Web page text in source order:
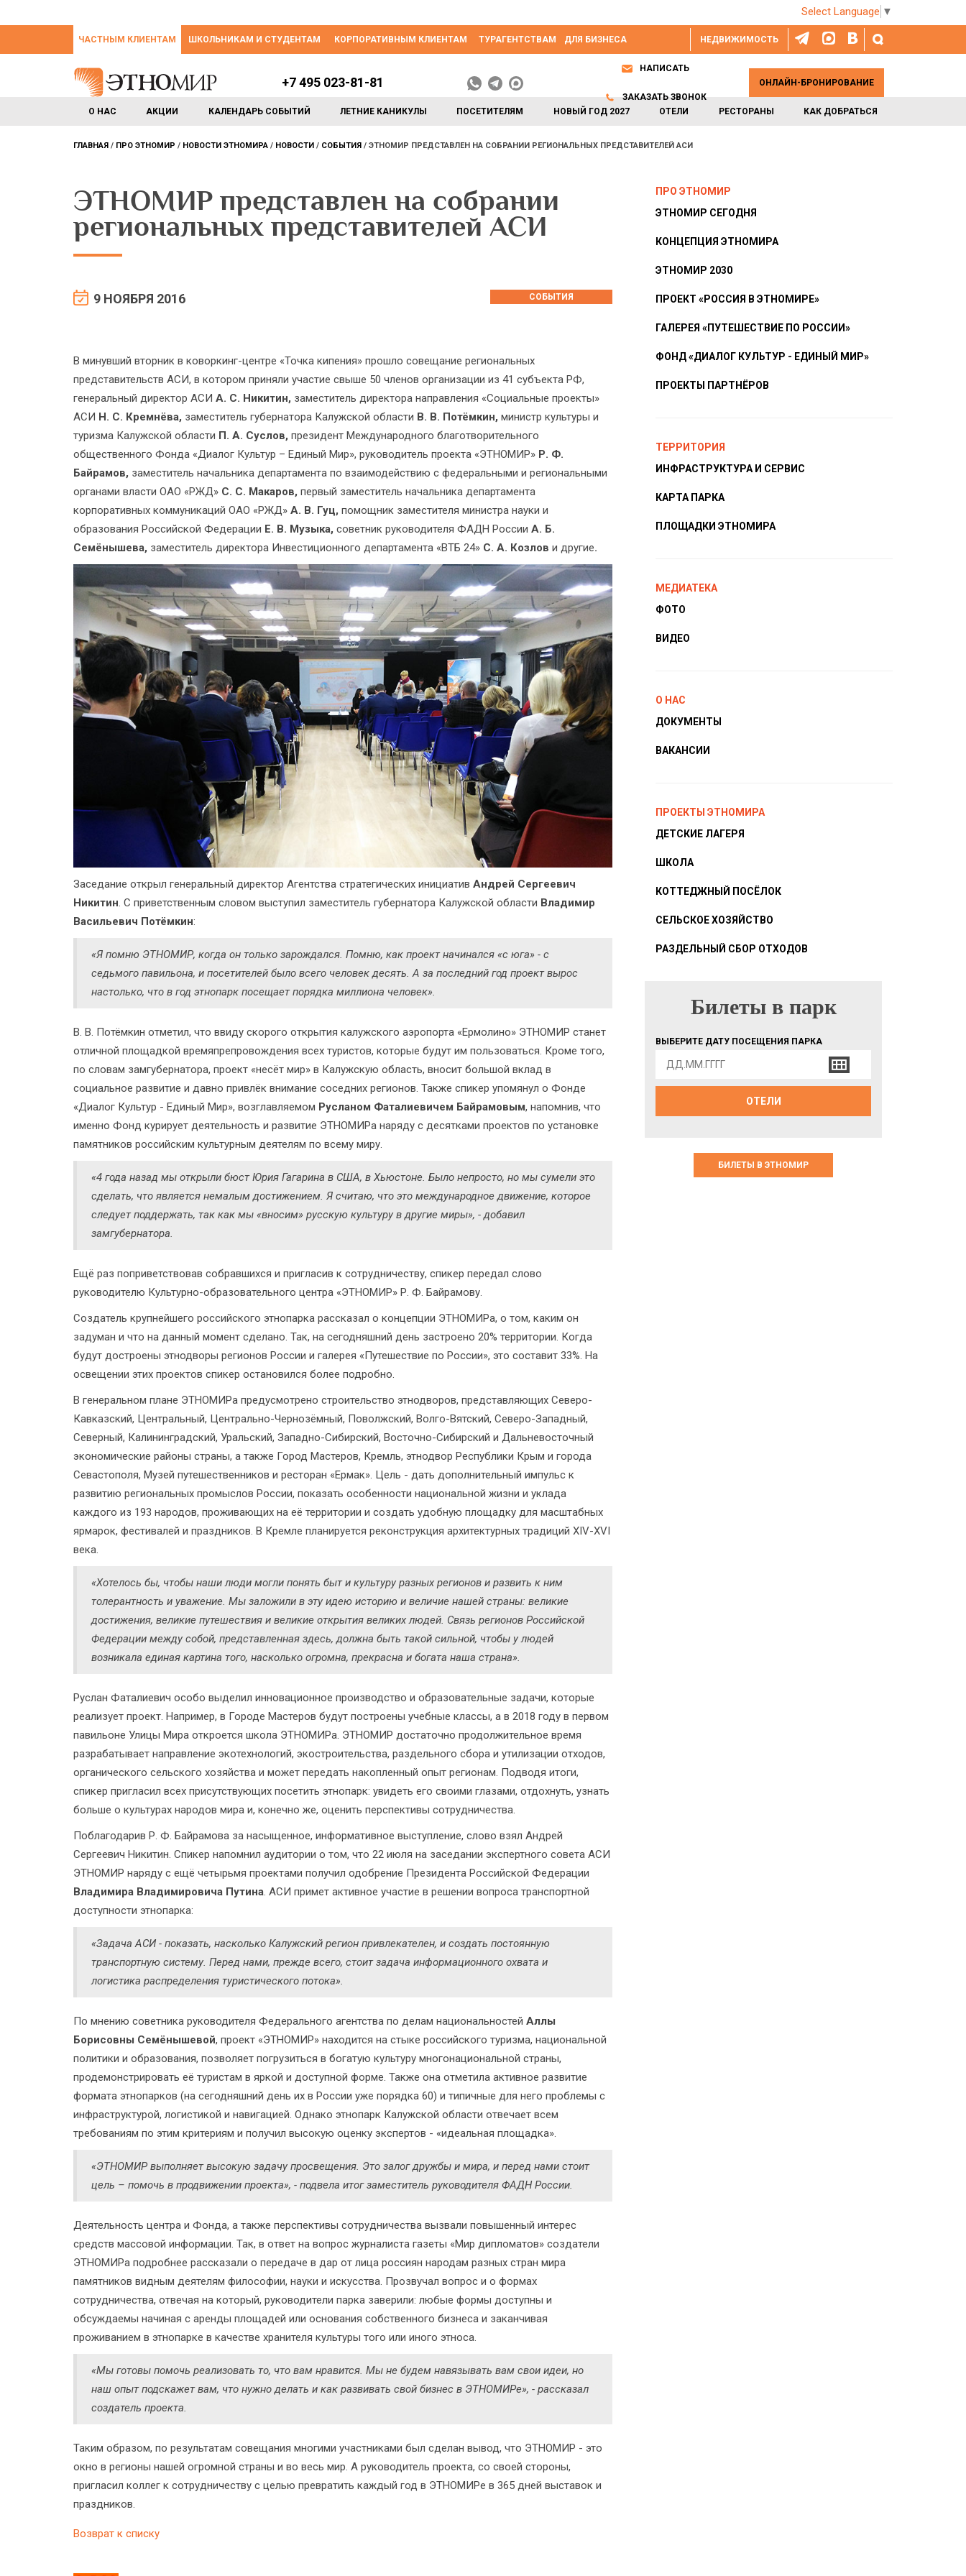
Select Language ▼
НЕДВИЖИМОСТЬ
ЧАСТНЫМ КЛИЕНТАМ ШКОЛЬНИКАМ И СТУДЕНТАМ КОРПОРАТИВНЫМ КЛИЕНТАМ ТУРАГЕНТСТВАМ ДЛЯ БИЗНЕСА
О НАС АКЦИИ КАЛЕНДАРЬ СОБЫТИЙ ЛЕТНИЕ КАНИКУЛЫ ПОСЕТИТЕЛЯМ НОВЫЙ ГОД 2027 ОТЕЛИ РЕСТОРАНЫ КАК ДОБРАТЬСЯ
+7 495 023-81-81
НАПИСАТЬ
ЗАКАЗАТЬ ЗВОНОК
ОНЛАЙН-БРОНИРОВАНИЕ
ГЛАВНАЯ ПРО ЭТНОМИР НОВОСТИ ЭТНОМИРА НОВОСТИ СОБЫТИЯ ЭТНОМИР ПРЕДСТАВЛЕН НА СОБРАНИИ РЕГИОНАЛЬНЫХ ПРЕДСТАВИТЕЛЕЙ АСИ
ЭТНОМИР представлен на собрании
региональных представителей АСИ
9 НОЯБРЯ 2016 СОБЫТИЯ
В минувший вторник в коворкинг-центре «Точка кипения» прошло совещание региональных
представительств АСИ, в котором приняли участие свыше 50 членов организации из 41 субъекта РФ,
генеральный директор АСИ А. С. Никитин, заместитель директора направления «Социальные проекты»
АСИ Н. С. Кремнёва, заместитель губернатора Калужской области В. В. Потёмкин, министр культуры и
туризма Калужской области П. А. Суслов, президент Международного благотворительного
общественного Фонда «Диалог Культур – Единый Мир», руководитель проекта «ЭТНОМИР» Р. Ф.
Байрамов, заместитель начальника департамента по взаимодействию с федеральными и региональными
органами власти ОАО «РЖД» С. С. Макаров, первый заместитель начальника департамента
корпоративных коммуникаций ОАО «РЖД» А. В. Гуц, помощник заместителя министра науки и
образования Российской Федерации Е. В. Музыка, советник руководителя ФАДН России А. Б.
Семёнышева, заместитель директора Инвестиционного департамента «ВТБ 24» С. А. Козлов и другие.
Заседание открыл генеральный директор Агентства стратегических инициатив Андрей Сергеевич
Никитин. С приветственным словом выступил заместитель губернатора Калужской области Владимир
Васильевич Потёмкин:
«Я помню ЭТНОМИР, когда он только зарождался. Помню, как проект начинался «с юга» - с
седьмого павильона, и посетителей было всего человек десять. А за последний год проект вырос
настолько, что в год этнопарк посещает порядка миллиона человек».
В. В. Потёмкин отметил, что ввиду скорого открытия калужского аэропорта «Ермолино» ЭТНОМИР станет
отличной площадкой времяпрепровождения всех туристов, которые будут им пользоваться. Кроме того,
по словам замгубернатора, проект «несёт мир» в Калужскую область, вносит большой вклад в
социальное развитие и давно привлёк внимание соседних регионов. Также спикер упомянул о Фонде
«Диалог Культур - Единый Мир», возглавляемом Русланом Фаталиевичем Байрамовым, напомнив, что
именно Фонд курирует деятельность и развитие ЭТНОМИРа наряду с десятками проектов по установке
памятников российским культурным деятелям по всему миру.
«4 года назад мы открыли бюст Юрия Гагарина в США, в Хьюстоне. Было непросто, но мы сумели это
сделать, что является немалым достижением. Я считаю, что это международное движение, которое
следует поддержать, так как мы «вносим» русскую культуру в другие миры», - добавил
замгубернатора.
Ещё раз поприветствовав собравшихся и пригласив к сотрудничеству, спикер передал слово
руководителю Культурно-образовательного центра «ЭТНОМИР» Р. Ф. Байрамову.
Создатель крупнейшего российского этнопарка рассказал о концепции ЭТНОМИРа, о том, каким он
задуман и что на данный момент сделано. Так, на сегодняшний день застроено 20% территории. Когда
будут достроены этнодворы регионов России и галерея «Путешествие по России», это составит 33%. На
освещении этих проектов спикер остановился более подробно.
В генеральном плане ЭТНОМИРа предусмотрено строительство этнодворов, представляющих Северо-
Кавказский, Центральный, Центрально-Чернозёмный, Поволжский, Волго-Вятский, Северо-Западный,
Северный, Калининградский, Уральский, Западно-Сибирский, Восточно-Сибирский и Дальневосточный
экономические районы страны, а также Город Мастеров, Кремль, этнодвор Республики Крым и города
Севастополя, Музей путешественников и ресторан «Ермак». Цель - дать дополнительный импульс к
развитию региональных промыслов России, показать особенности национальной жизни и уклада
каждого из 193 народов, проживающих на её территории и создать удобную площадку для масштабных
ярмарок, фестивалей и праздников. В Кремле планируется реконструкция архитектурных традиций XIV-XVI
века.
«Хотелось бы, чтобы наши люди могли понять быт и культуру разных регионов и развить к ним
толерантность и уважение. Мы заложили в эту идею историю и величие нашей страны: великие
достижения, великие путешествия и великие открытия великих людей. Связь регионов Российской
Федерации между собой, представленная здесь, должна быть такой сильной, чтобы у людей
возникала единая картина того, насколько огромна, прекрасна и богата наша страна».
Руслан Фаталиевич особо выделил инновационное производство и образовательные задачи, которые
реализует проект. Например, в Городе Мастеров будут построены учебные классы, а в 2018 году в первом
павильоне Улицы Мира откроется школа ЭТНОМИРа. ЭТНОМИР достаточно продолжительное время
разрабатывает направление экотехнологий, экостроительства, раздельного сбора и утилизации отходов,
органического сельского хозяйства и может передать накопленный опыт регионам. Подводя итоги,
спикер пригласил всех присутствующих посетить этнопарк: увидеть его своими глазами, отдохнуть, узнать
больше о культурах народов мира и, конечно же, оценить перспективы сотрудничества.
Поблагодарив Р. Ф. Байрамова за насыщенное, информативное выступление, слово взял Андрей
Сергеевич Никитин. Спикер напомнил аудитории о том, что 22 июля на заседании экспертного совета АСИ
ЭТНОМИР наряду с ещё четырьмя проектами получил одобрение Президента Российской Федерации
Владимира Владимировича Путина. АСИ примет активное участие в решении вопроса транспортной
доступности этнопарка:
«Задача АСИ - показать, насколько Калужский регион привлекателен, и создать постоянную
транспортную систему. Перед нами, прежде всего, стоит задача информационного охвата и
логистика распределения туристического потока».
По мнению советника руководителя Федерального агентства по делам национальностей Аллы
Борисовны Семёнышевой, проект «ЭТНОМИР» находится на стыке российского туризма, национальной
политики и образования, позволяет погрузиться в богатую культуру многонациональной страны,
продемонстрировать её туристам в яркой и доступной форме. Также она отметила активное развитие
формата этнопарков (на сегодняшний день их в России уже порядка 60) и типичные для него проблемы с
инфраструктурой, логистикой и навигацией. Однако этнопарк Калужской области отвечает всем
требованиям по этим критериям и получил высокую оценку экспертов - «идеальная площадка».
«ЭТНОМИР выполняет высокую задачу просвещения. Это залог дружбы и мира, и перед нами стоит
цель – помочь в продвижении проекта», - подвела итог заместитель руководителя ФАДН России.
Деятельность центра и Фонда, а также перспективы сотрудничества вызвали повышенный интерес
средств массовой информации. Так, в ответ на вопрос журналиста газеты «Мир дипломатов» создатели
ЭТНОМИРа подробнее рассказали о передаче в дар от лица россиян народам разных стран мира
памятников видным деятелям философии, науки и искусства. Прозвучал вопрос и о формах
сотрудничества, отвечая на который, руководители парка заверили: любые формы доступны и
обсуждаемы начиная с аренды площадей или основания собственного бизнеса и заканчивая
проживанием в этнопарке в качестве хранителя культуры того или иного этноса.
«Мы готовы помочь реализовать то, что вам нравится. Мы не будем навязывать вам свои идеи, но
наш опыт подскажет вам, что нужно делать и как развивать свой бизнес в ЭТНОМИРе», - рассказал
создатель проекта.
Таким образом, по результатам совещания многими участниками был сделан вывод, что ЭТНОМИР - это
окно в регионы нашей огромной страны и во весь мир. А руководитель проекта, со своей стороны,
пригласил коллег к сотрудничеству с целью превратить каждый год в ЭТНОМИРе в 365 дней выставок и
праздников.
Возврат к списку
ПРО ЭТНОМИР
ЭТНОМИР СЕГОДНЯ
КОНЦЕПЦИЯ ЭТНОМИРА
ЭТНОМИР 2030
ПРОЕКТ «РОССИЯ В ЭТНОМИРЕ»
ГАЛЕРЕЯ «ПУТЕШЕСТВИЕ ПО РОССИИ»
ФОНД «ДИАЛОГ КУЛЬТУР - ЕДИНЫЙ МИР»
ПРОЕКТЫ ПАРТНЁРОВ
ТЕРРИТОРИЯ
ИНФРАСТРУКТУРА И СЕРВИС
КАРТА ПАРКА
ПЛОЩАДКИ ЭТНОМИРА
МЕДИАТЕКА
ФОТО
ВИДЕО
О НАС
ДОКУМЕНТЫ
ВАКАНСИИ
ПРОЕКТЫ ЭТНОМИРА
ДЕТСКИЕ ЛАГЕРЯ
ШКОЛА
КОТТЕДЖНЫЙ ПОСЁЛОК
СЕЛЬСКОЕ ХОЗЯЙСТВО
РАЗДЕЛЬНЫЙ СБОР ОТХОДОВ
БИЛЕТЫ В ПАРК
Билеты в парк
ВЫБЕРИТЕ ДАТУ ПОСЕЩЕНИЯ ПАРКА
ОТЕЛИ
БИЛЕТЫ В ЭТНОМИР